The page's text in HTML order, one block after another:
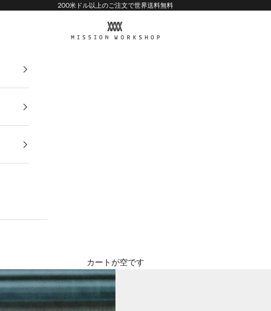
200米ドル以上のご注文で世界送料無料
MISSION WORKSHOP
カートが空です